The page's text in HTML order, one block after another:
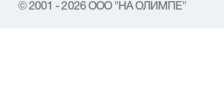
© 2001 - 2026 ООО "НА ОЛИМПЕ"